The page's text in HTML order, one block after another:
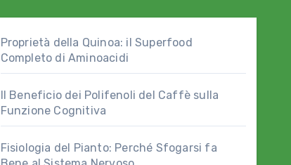
Proprietà della Quinoa: il Superfood
Completo di Aminoacidi
Il Beneficio dei Polifenoli del Caffè sulla
Funzione Cognitiva
Fisiologia del Pianto: Perché Sfogarsi fa